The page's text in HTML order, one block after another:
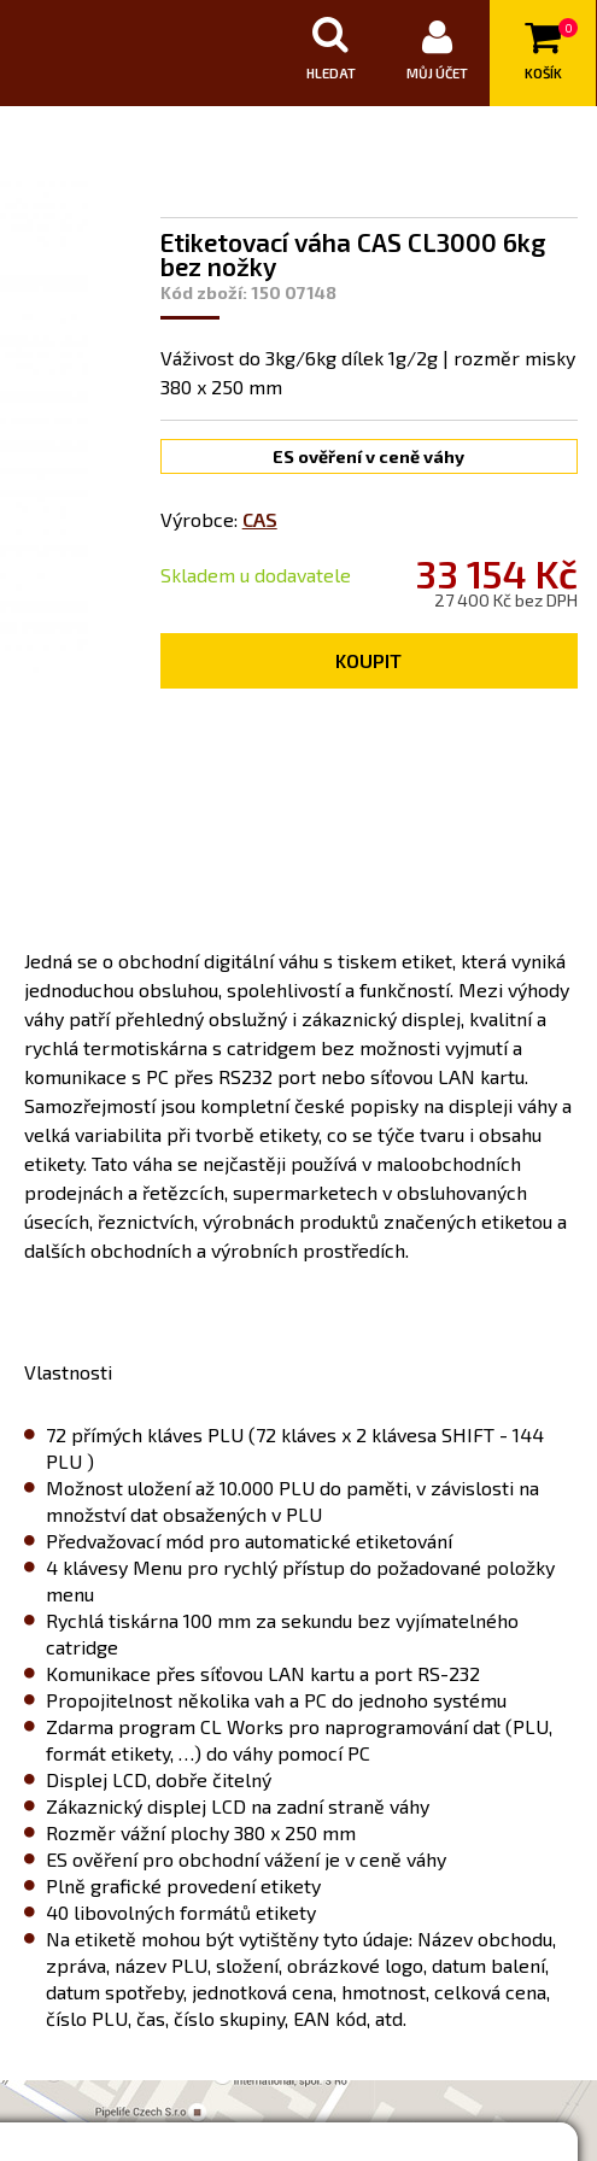
HLEDAT MŮJ ÚČET
0
KOŠÍK
Etiketovací váha CAS CL3000 6kg
bez nožky
Kód zboží: 150 07148
Váživost do 3kg/6kg dílek 1g/2g | rozměr misky
380 x 250 mm
ES ověření v ceně váhy
Výrobce: CAS
Skladem u dodavatele 33 154 Kč
27 400 Kč bez DPH
KOUPIT
Jedná se o obchodní digitální váhu s tiskem etiket, která vyniká
jednoduchou obsluhou, spolehlivostí a funkčností. Mezi výhody
váhy patří přehledný obslužný i zákaznický displej, kvalitní a
rychlá termotiskárna s catridgem bez možnosti vyjmutí a
komunikace s PC přes RS232 port nebo síťovou LAN kartu.
Samozřejmostí jsou kompletní české popisky na displeji váhy a
velká variabilita při tvorbě etikety, co se týče tvaru i obsahu
etikety. Tato váha se nejčastěji používá v maloobchodních
prodejnách a řetězcích, supermarketech v obsluhovaných
úsecích, řeznictvích, výrobnách produktů značených etiketou a
dalších obchodních a výrobních prostředích.
Vlastnosti
72 přímých kláves PLU (72 kláves x 2 klávesa SHIFT - 144
PLU )
Možnost uložení až 10.000 PLU do paměti, v závislosti na
množství dat obsažených v PLU
Předvažovací mód pro automatické etiketování
4 klávesy Menu pro rychlý přístup do požadované položky
menu
Rychlá tiskárna 100 mm za sekundu bez vyjímatelného
catridge
Komunikace přes síťovou LAN kartu a port RS-232
Propojitelnost několika vah a PC do jednoho systému
Zdarma program CL Works pro naprogramování dat (PLU,
formát etikety, …) do váhy pomocí PC
Displej LCD, dobře čitelný
Zákaznický displej LCD na zadní straně váhy
Rozměr vážní plochy 380 x 250 mm
ES ověření pro obchodní vážení je v ceně váhy
Plně grafické provedení etikety
40 libovolných formátů etikety
Na etiketě mohou být vytištěny tyto údaje: Název obchodu,
zpráva, název PLU, složení, obrázkové logo, datum balení,
datum spotřeby, jednotková cena, hmotnost, celková cena,
číslo PLU, čas, číslo skupiny, EAN kód, atd.